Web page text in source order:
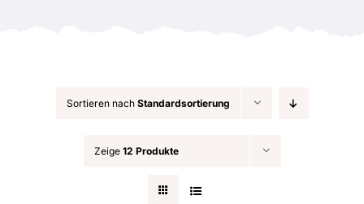
Sortieren nach Standardsortierung
Zeige 12 Produkte